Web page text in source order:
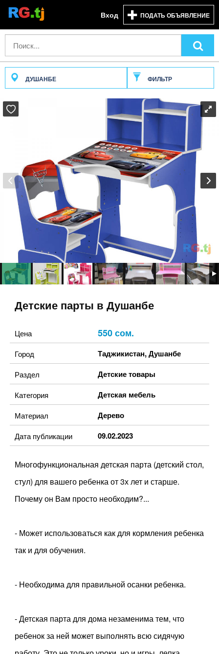
Вход ПОДАТЬ ОБЪЯВЛЕНИЕ
ДУШАНБЕ ФИЛЬТР
Детские парты в Душанбе
Цена 550 сом.
Город Таджикистан,Душанбе
Раздел Детские товары
Категория Детская мебель
Материал Дерево
Дата публикации 09.02.2023
Многофункциональная детская парта (детский стол,
стул) для вашего ребенка от 3х лет и старше.
Почему он Вам просто необходим?...
- Может использоваться как для кормления ребенка
так и для обучения.
- Необходима для правильной осанки ребенка.
- Детская парта для дома незаменима тем, что
ребенок за ней может выполнять всю сидячую